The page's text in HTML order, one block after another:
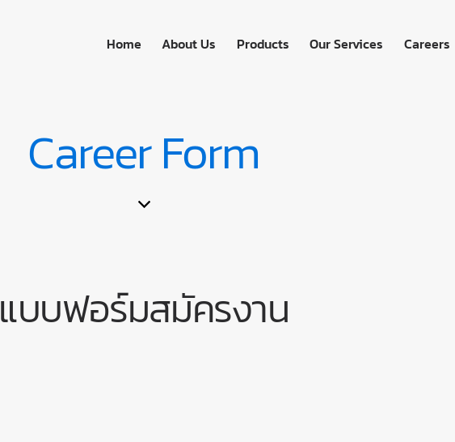
Home About Us Products Our Services Careers
Career Form
แบบฟอร์มสมัครงาน